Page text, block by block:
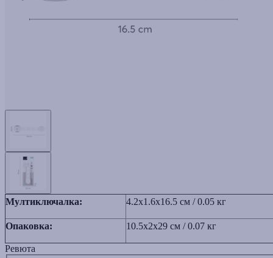
Мултиключалка: 4.2x1.6x16.5 см / 0.05 кг
Опаковка: 10.5x2x29 см / 0.07 кг
Ревюта